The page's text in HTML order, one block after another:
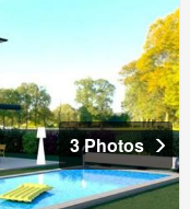
3 Photos